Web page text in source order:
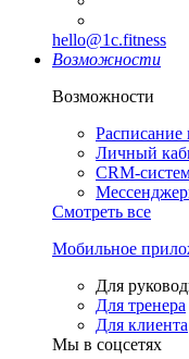
hello@1c.fitness
Возможности
Возможности
Расписание
Личный
CRM-
Смотреть все
Мобильное
Для
Для тренера
Для клиента
Мы в соцсетях